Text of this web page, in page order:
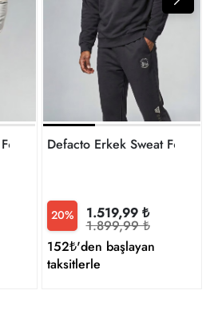
F6972AX/GR421
Defacto Erkek Sweat
20% 1.519,99 ₺
1.899,99 ₺
152₺'den başlayan
taksitlerle